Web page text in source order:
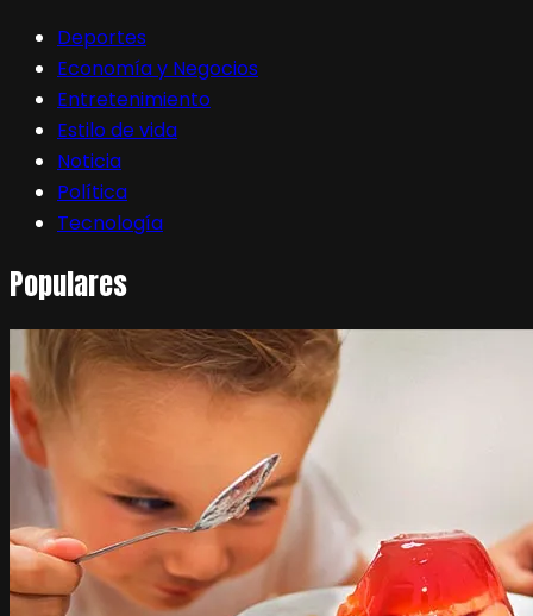
Deportes
Economía y Negocios
Entretenimiento
Estilo de vida
Noticia
Política
Tecnología
Populares